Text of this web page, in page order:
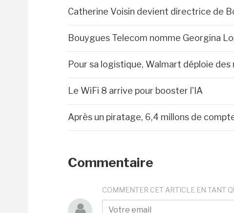
Catherine Voisin devient directrice de
Bouygues Telecom nomme Georgina
Pour sa logistique, Walmart déploie
Le WiFi 8 arrive pour booster l'IA
Après un piratage, 6,4 millons de
Commentaire
COMMENTER CET ARTICLE EN TANT